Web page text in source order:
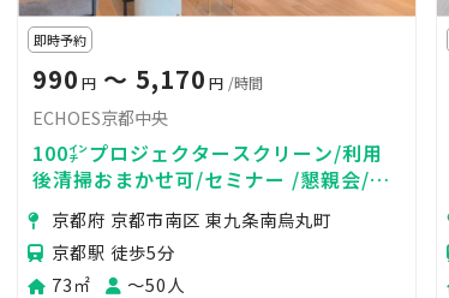
即時予約
990 円 〜 5,170 円 /時間
ECHOES京都中央
100㌅プロジェクタースクリーン/利用
後清掃おまかせ可/セミナー /懇親会/物
販イベント/ロケ撮影に◎オシャレな内
装のスペース
京都府 京都市南区 東九条南烏丸町
京都駅 徒歩5分
73㎡
〜50人